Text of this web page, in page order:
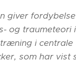
giver
og traumeteori
i centrale
som har vist